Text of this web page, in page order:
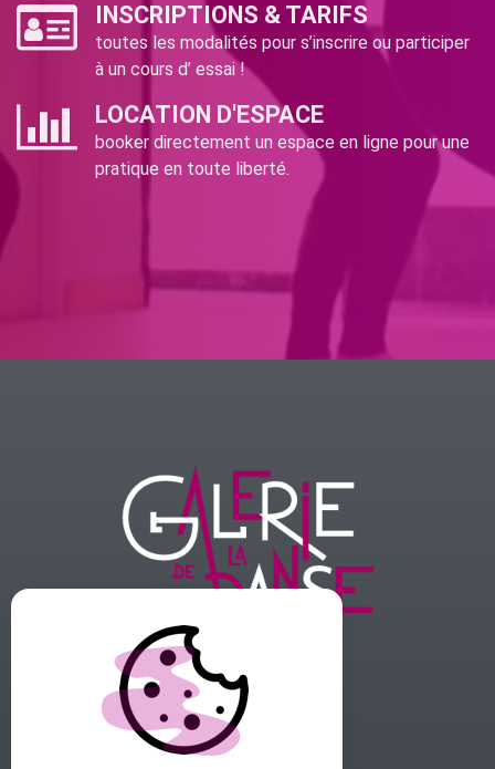
INSCRIPTIONS & TARIFS
toutes les modalités pour s’inscrire ou participer
à un cours d’ essai !
LOCATION D'ESPACE
booker directement un espace en ligne pour une
pratique en toute liberté.
GALERIE DE LA DANSE
1 rue midol 25000 Besançon